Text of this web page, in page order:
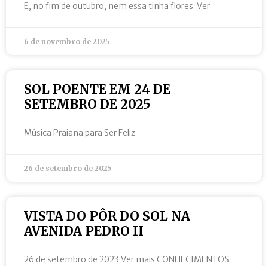
E, no fim de outubro, nem essa tinha flores. Ver
6 de novembro de 2025
SOL POENTE EM 24 DE
SETEMBRO DE 2025
Música Praiana para Ser Feliz
26 de setembro de 2025
VISTA DO PÔR DO SOL NA
AVENIDA PEDRO II
26 de setembro de 2023 Ver mais CONHECIMENTOS